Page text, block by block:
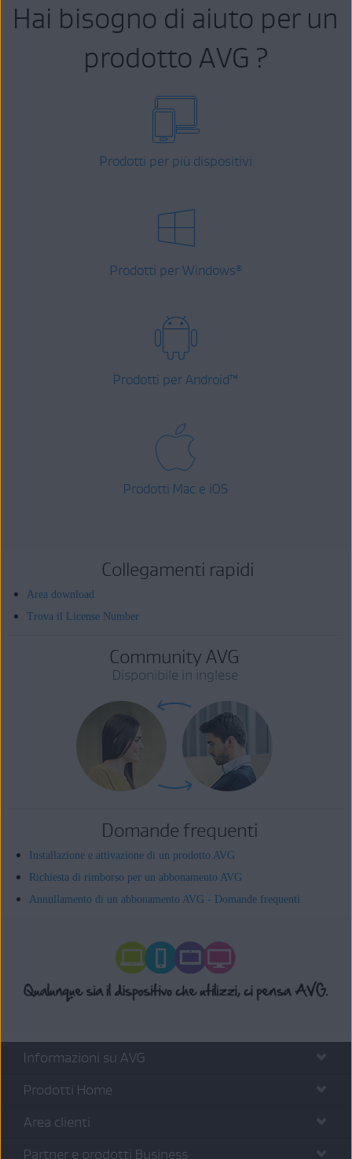
Hai bisogno di aiuto per un
prodotto AVG ?
Prodotti per più dispositivi
Prodotti per Windows®
Prodotti per Android™
Prodotti Mac e iOS
Collegamenti rapidi
Area download
Trova il License Number
Community AVG
Disponibile in inglese
Domande frequenti
Installazione e attivazione di un prodotto AVG
Richiesta di rimborso per un abbonamento AVG
Annullamento di un abbonamento AVG - Domande frequenti
Informazioni su AVG
Prodotti Home
Area clienti
Partner e prodotti Business